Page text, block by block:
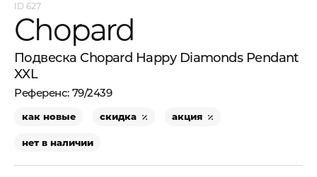
627
Chopard
Подвеска Chopard Happy Diamonds Pendant
XXL
79/2439
как новые скидка акция
нет в наличии